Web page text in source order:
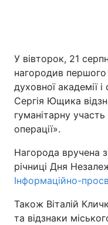
У вівторок, 21
нагородив першого
духовної академії
Сергія Ющика
гуманітарну
операції».
Нагорода вручена
річниці Дня
Інформаційно-
Також Віталій
та відзнаки